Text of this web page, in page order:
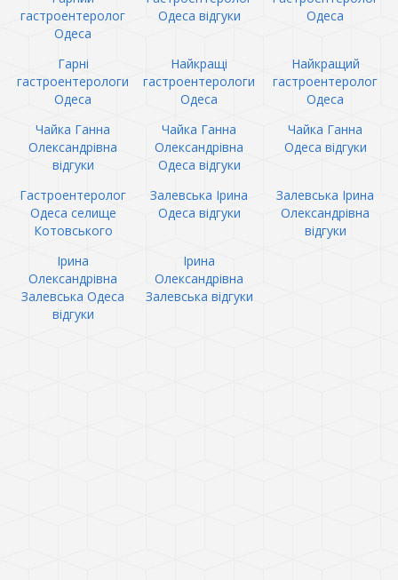
гастроентеролог
Одеса
Одеса відгуки
Одеса
Гарні
гастроентерологи
Одеса
Найкращі
гастроентерологи
Одеса
Найкращий
гастроентеролог
Одеса
Чайка Ганна
Олександрівна
відгуки
Чайка Ганна
Олександрівна
Одеса відгуки
Чайка Ганна
Одеса відгуки
Гастроентеролог
Одеса селище
Котовського
Залевська Ірина
Одеса відгуки
Залевська Ірина
Олександрівна
відгуки
Ірина
Олександрівна
Залевська Одеса
відгуки
Ірина
Олександрівна
Залевська відгуки